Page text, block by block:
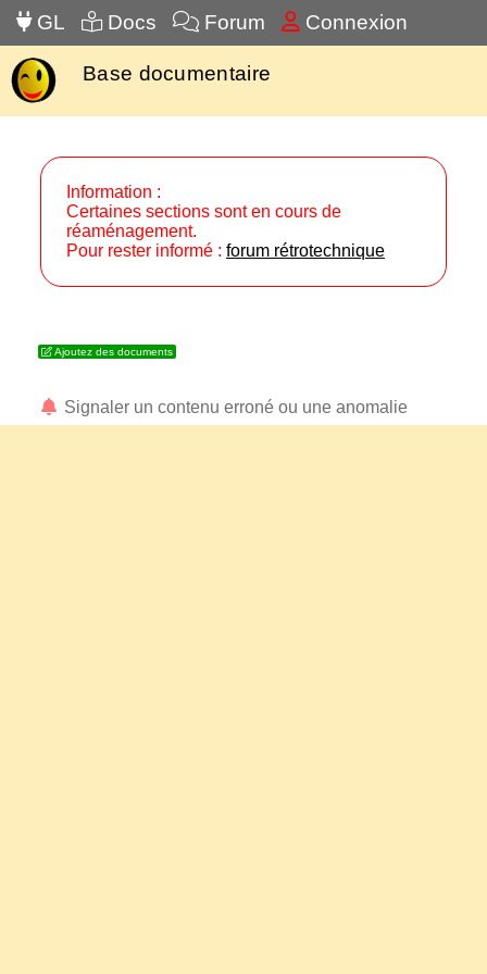
GL Docs Forum Connexion
Base documentaire
Information :
Certaines sections sont en cours de
réaménagement.
Pour rester informé : forum rétrotechnique
Ajoutez des documents
Signaler un contenu erroné ou une anomalie